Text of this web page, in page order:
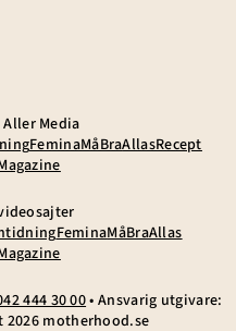
Media
FeminaMåBraAllasRecept
FeminaMåBraAllas
444 30 00• Ansvarig utgivare:
2026 motherhood.se